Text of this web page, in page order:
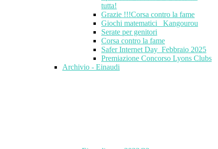
tutta!
Grazie !!!Corsa contro la fame
Giochi matematici_ Kangourou
Serate per genitori
Corsa contro la fame
Safer Internet Day_Febbraio 2025
Premiazione Concorso Lyons Clubs
Archivio - Einaudi